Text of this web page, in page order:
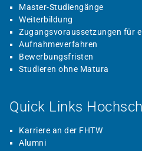
Master-Studiengänge
Weiterbildung
Zugangsvoraussetzungen für
Aufnahmeverfahren
Bewerbungsfristen
Studieren ohne Matura
Quick Links
Karriere an der FHTW
Alumni